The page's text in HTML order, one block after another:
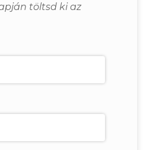
töltsd ki az